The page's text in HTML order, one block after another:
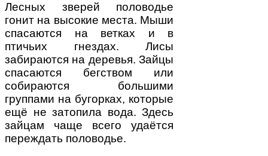
Лесных зверей половодье
гонит на высокие места. Мыши
спасаются на ветках и в
птичьих гнездах. Лисы
забираются на деревья. Зайцы
спасаются бегством или
собираются большими
группами на бугорках, которые
ещё не затопила вода. Здесь
зайцам чаще всего удаётся
переждать половодье.